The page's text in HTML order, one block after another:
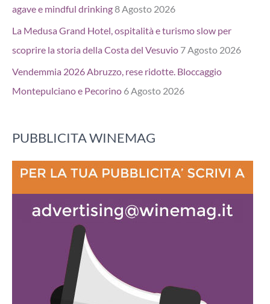
agave e mindful drinking8 Agosto 2026
La Medusa Grand Hotel, ospitalità e turismo slow per
scoprire la storia della Costa del Vesuvio 7 Agosto 2026
Vendemmia 2026 Abruzzo, rese ridotte. Bloccaggio
Montepulciano e Pecorino 6 Agosto 2026
PUBBLICITA WINEMAG